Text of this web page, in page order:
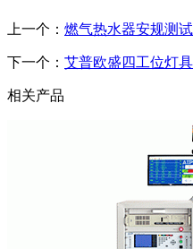
上一个： 燃气热水器安规测
下一个： 艾普欧盛四工位灯
相关产品